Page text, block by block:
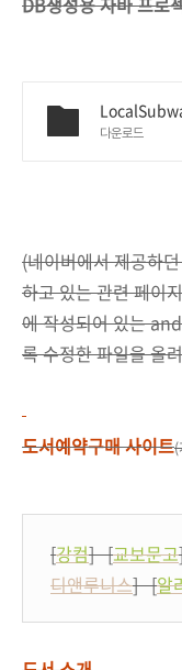
다운로드
(네이버에서 제공하
하고 있는 관련 페이
에 작성되어 있는
록 수정한 파일을 올
도서예약구매 사이트(
[강컴] [교보문고
디앤루니스] [알